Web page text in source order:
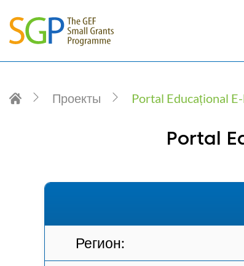
Проекты Portal Educațional
Portal
Регион: